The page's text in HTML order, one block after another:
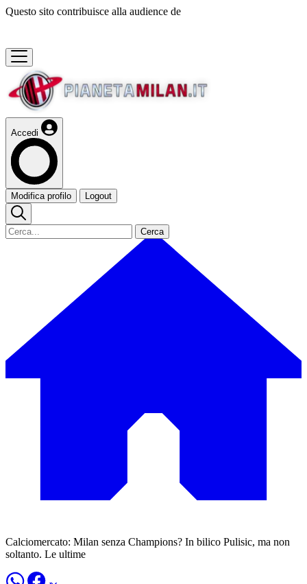
Questo sito contribuisce alla audience de
Accedi
Modifica profilo Logout
Cerca
Calciomercato: Milan senza Champions? In bilico Pulisic, ma non
soltanto. Le ultime